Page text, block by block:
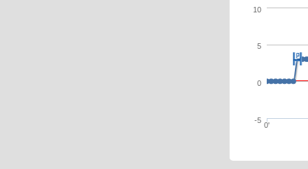
0'
-5
0
5
10